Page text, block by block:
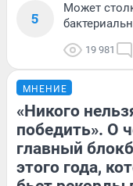
5
Может
19 981
МНЕНИЕ
«Никого
победить». О
главный
этого года,